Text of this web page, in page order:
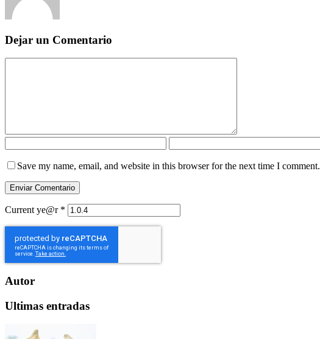
Dejar un Comentario
Save my name, email, and website in this browser for the next time I comment.
Current ye@r *
Autor
Ultimas entradas